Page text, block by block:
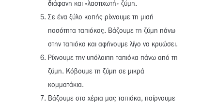
διάφανη και «λαστιχωτή» ζύμη.
Σε ένα ξύλο κοπής ρίχνουμε τη μισή
ποσότητα ταπιόκας. Βάζουμε τη ζύμη πάνω
στην ταπιόκα και αφήνουμε λίγο να κρυώσει.
Ρίχνουμε την υπόλοιπη ταπιόκα πάνω από τη
ζύμη. Κόβουμε τη ζύμη σε μικρά
κομματάκια.
Βάζουμε στα χέρια μας ταπιόκα, παίρνουμε